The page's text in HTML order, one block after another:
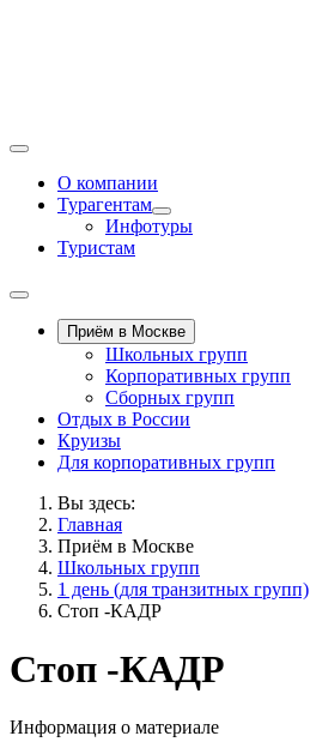
О компании
Турагентам
Инфотуры
Туристам
Приём в Москве
Школьных групп
Корпоративных групп
Сборных групп
Отдых в России
Круизы
Для корпоративных групп
Вы здесь:
Главная
Приём в Москве
Школьных групп
1 день (для транзитных групп)
Стоп -КАДР
Стоп -КАДР
Информация о материале